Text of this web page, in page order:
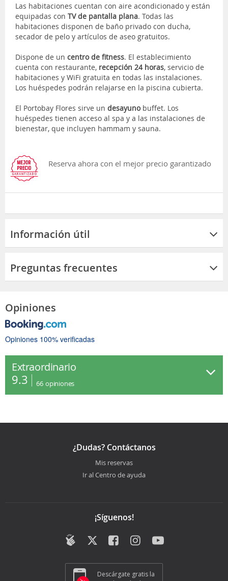
Las habitaciones cuentan con aire acondicionado y están
equipadas con TV de pantalla plana. Todas las
habitaciones disponen de baño privado con ducha,
secador de pelo y artículos de aseo gratuitos.
Dispone de un centro de fitness. El establecimiento
cuenta con restaurante, recepción 24 horas, servicio de
habitaciones y WiFi gratuita en todas las instalaciones.
Los huéspedes podrán relajarse en la piscina cubierta.
El Portobay Flores sirve un desayunobuffet. Los
huéspedes tienen acceso al spa y a las instalaciones de
bienestar, que incluyen hammam y sauna.
Reserva ahora con el mejor precio garantizado
Información útil
Preguntas frecuentes
Opiniones
Opiniones 100% verificadas
Extraordinario
9.3 66 opiniones
¿Dudas? Contáctanos
Mis reservas
Ir al Centro de ayuda
¡Síguenos!
Descárgate gratis la